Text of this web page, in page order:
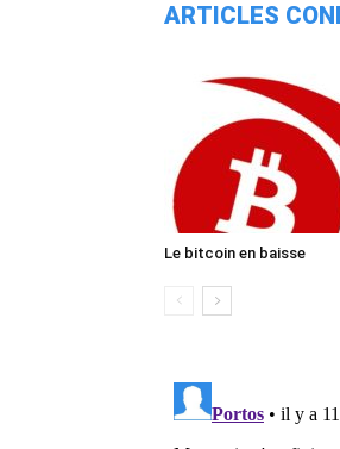
ARTICLES
Le bitcoin en baisse